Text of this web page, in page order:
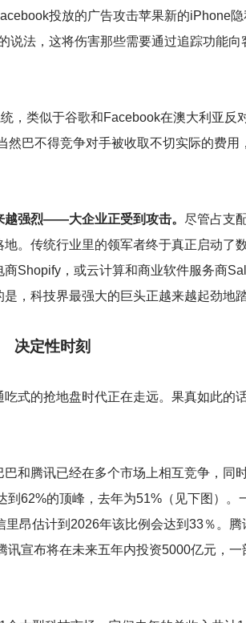
投放的广告攻击苹果新的iPhone
法，这将伤害那些需要通过追踪功能
，类似于谷歌和Facebook在澳大利亚反
巴不得竞争对手被收取不切实际的费用
越强烈——大企业正受到攻击。 尽管占支
。传统行业里的领军者终于真正启动了
Shopify，或云计算和商业软件服务商
，科技界最强大的巨头正越来越起劲地
决定性时刻
式的抢地盘时代正在走远。果真如此的
和腾讯已经在多个市场上相互竞争，同
62%的顶峰，去年为51%（见下图）。
昂估计到2026年该比例会达到33％。
宣布将在未来五年内投资5000亿元，